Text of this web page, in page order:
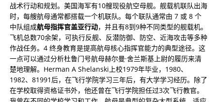
战术行动和规划。美国海军有10艘现役航空母舰。舰载机联队出海
时，每艘航母通常都搭载一个机联队。每个联队通常由 7 或 8 个
中队组成航母指挥官盖亚行动，并且有8到9种不同类型的舰载机。
飞机总数70余架，可执行反舰、反潜防御、防空、近海攻击等多种
作战任务。4 终身教育是提高航母核心指挥官能力的典型途径。这
一点可以通过分析杜鲁门号航母赫尔曼·舍兰斯基上尉的履历来清
楚地理解。Herman A Shelanski上校1979年毕业，1980、
1982、81991后，在飞行学院学习三年后，有大学学习经历。除了
在学校取得资格证书外，他还曾在飞行学院担任过3次飞行教官。